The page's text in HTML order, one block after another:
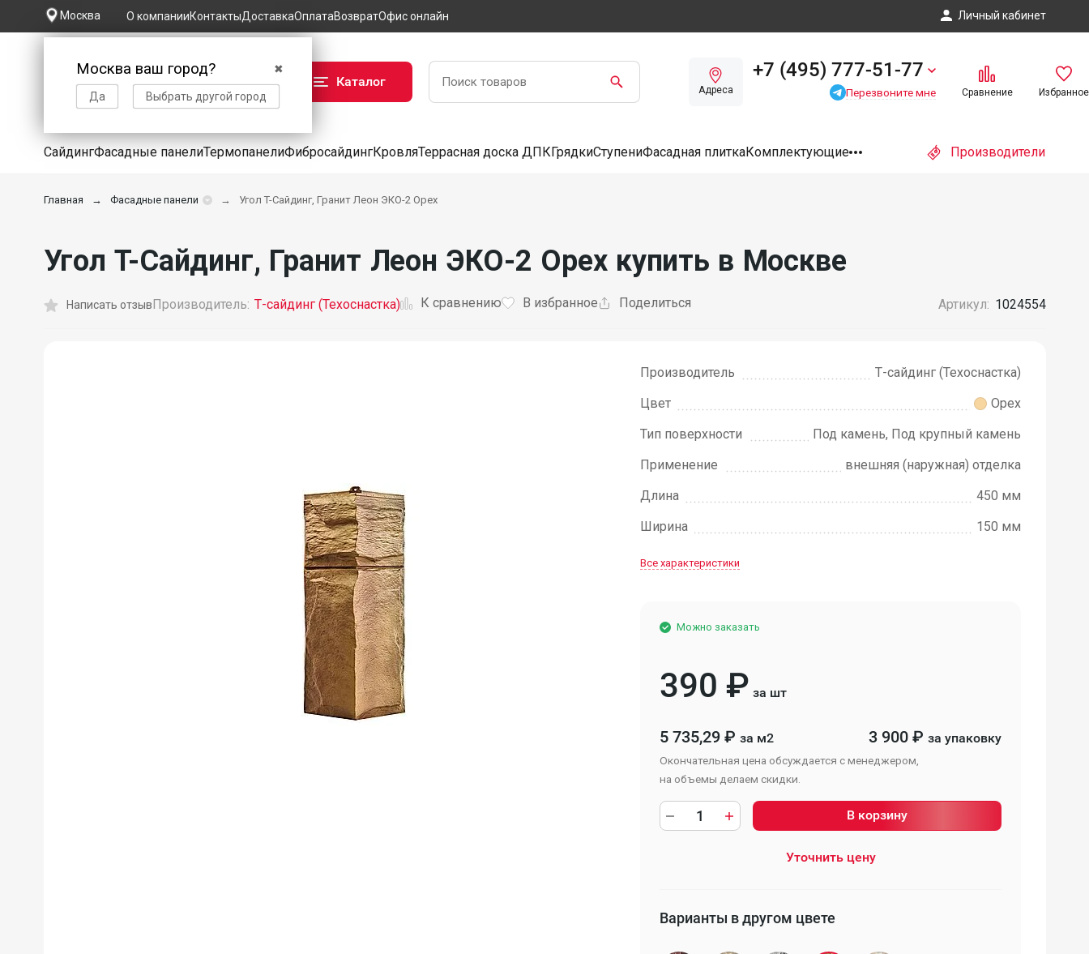
Москва
✖
Москва ваш город?
Да Выбрать другой город
О компанииКонтактыДоставкаОплатаВозвратОфис онлайн Личный кабинет
Каталог
Адреса
+7 (495) 777-51-77
Перезвоните мне Сравнение Избранное
СайдингФасадные панелиТермопанелиФибросайдингКровляТеррасная доска ДПКГрядкиСтупениФасадная плиткаКомплектующие Производители
Главная Фасадные панели Угол T-Сайдинг, Гранит Леон ЭКО-2 Орех
Угол T-Сайдинг, Гранит Леон ЭКО-2 Орех купить в Москве
Написать отзывПроизводитель: Т-сайдинг (Техоснастка) К сравнению В избранное Поделиться Артикул: 1024554
Производитель
Т-сайдинг (Техоснастка)
Цвет
Орех
Тип поверхности
Под камень, Под крупный камень
Применение
внешняя (наружная) отделка
Длина
450 мм
Ширина
150 мм
Все характеристики
Можно заказать
390 ₽ за шт
5 735,29 ₽ за м2 3 900₽ за упаковку
Окончательная цена обсуждается с менеджером,
на объемы делаем скидки.
В корзину
Уточнить цену
Варианты в другом цвете